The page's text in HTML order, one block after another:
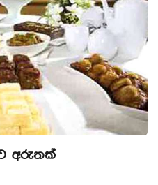
අරුතක්